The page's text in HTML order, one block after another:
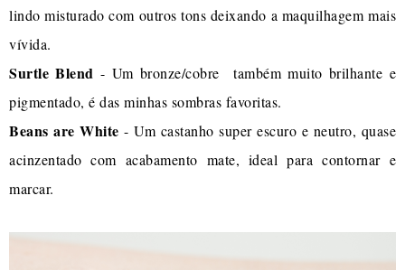
lindo misturado com outros tons deixando a maquilhagem mais
vívida.
Surtle Blend - Um bronze/cobre também muito brilhante e
pigmentado, é das minhas sombras favoritas.
Beans are White - Um castanho super escuro e neutro, quase
acinzentado com acabamento mate, ideal para contornar e
marcar.